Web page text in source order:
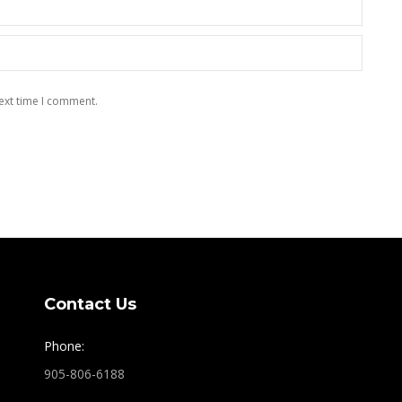
time I comment.
Contact Us
Phone:
905-806-6188